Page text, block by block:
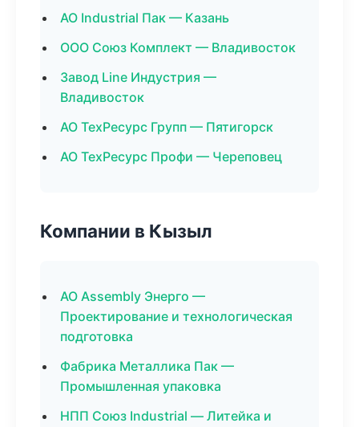
АО Industrial Пак — Казань
ООО Союз Комплект — Владивосток
Завод Line Индустрия —
Владивосток
АО ТехРесурс Групп — Пятигорск
АО ТехРесурс Профи — Череповец
Компании в Кызыл
АО Assembly Энерго —
Проектирование и технологическая
подготовка
Фабрика Металлика Пак —
Промышленная упаковка
НПП Союз Industrial — Литейка и